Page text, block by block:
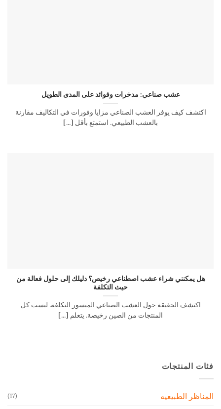
عشب صناعي: مدخرات وفوائد على المدى الطويل
اكتشف كيف يوفر العشب الصناعي مزايا وفورات في التكاليف مقارنة
بالعشب الطبيعي. استمتع بأقل [...]
هل يمكنني شراء عشب اصطناعي رخيص؟ دليلك إلى حلول فعالة من
حيث التكلفة
اكتشف الحقيقة حول العشب الصناعي الميسور التكلفة. ليست كل
المنتجات من الصين رخيصة. يتعلم [...]
فئات المنتجات
المناظر الطبيعيه (17)